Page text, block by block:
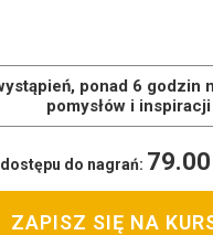
ponad 6 godzin
pomysłów i inspiracji
do nagrań: 79.00
ZAPISZ SIĘ NA